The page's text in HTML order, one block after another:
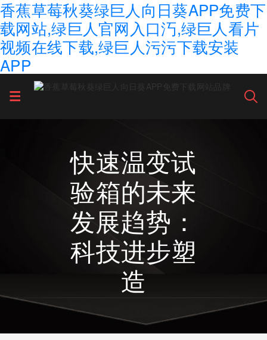
香蕉草莓秋葵绿巨人向日葵APP免费下
载网站,绿巨人官网入口汅,绿巨人看片
视频在线下载,绿巨人污污下载安装
APP
快速温变试
验箱的未来
发展趋势：
科技进步塑
造